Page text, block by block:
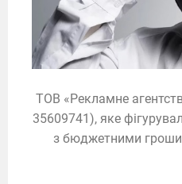
ТОВ «Рекламне
35609741), яке
з бюджетними